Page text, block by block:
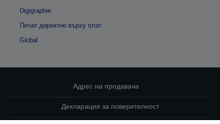
Digigraphie
Печат директно върху плат
Global
Адрес на продавача
Декларация за поверителност